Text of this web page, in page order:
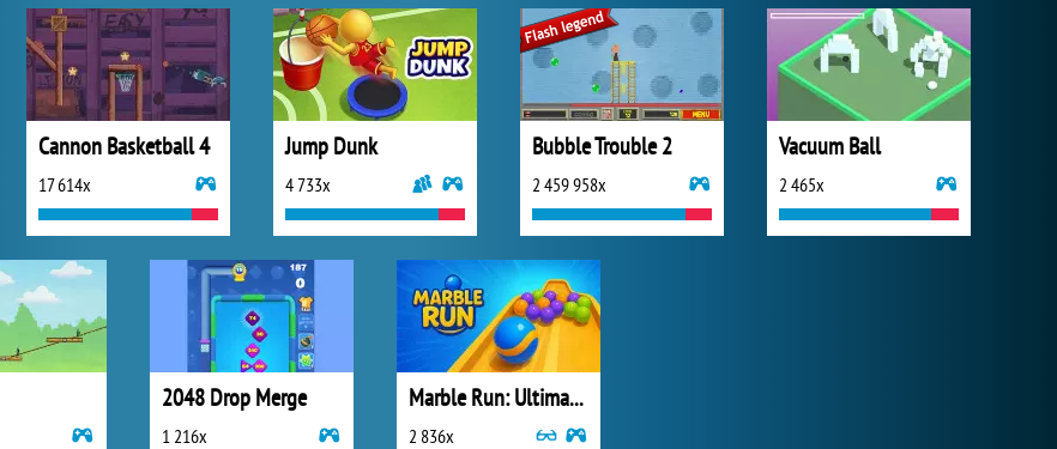
Cannon Basketball 4
17 614x
Jump Dunk
4 733x
Bubble Trouble 2
2 459 958x
Vacuum Ball
2 465x
2048 Drop Merge
1 216x
Marble Run: Ultimate Race!
2 836x